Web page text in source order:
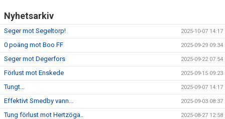
Nyhetsarkiv
Seger mot Segeltorp! 2025-10-07 14:17
0 poäng mot Boo FF 2025-09-29 09:34
Seger mot Degerfors 2025-09-22 07:54
Förlust mot Enskede 2025-09-15 09:23
Tungt... 2025-09-07 14:17
Effektivt Smedby vann... 2025-09-03 08:37
Tung förlust mot Hertzöga.. 2025-08-27 12:58